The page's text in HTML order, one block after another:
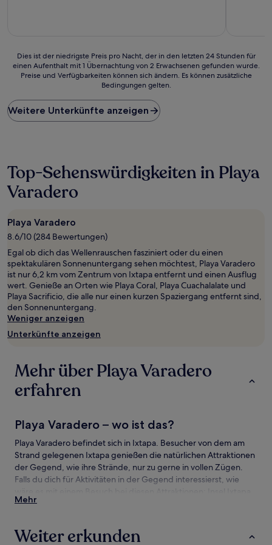
Dies
ist
Preis
pro
Nacht,
letzten
24 Stunden
für
einen
mit
1 Übernachtung
von
2 Erwachsenen
gefunden
wurde.
Preise
und
Verfügbarkeiten
können
sich
ändern.
können
zusätzliche
Bedingungen
gelten.
Dies ist der niedrigste Preis pro Nacht, der in den letzten 24 Stunden für
einen Aufenthalt mit 1 Übernachtung von 2 Erwachsenen gefunden wurde.
Preise und Verfügbarkeiten können sich ändern. Es können zusätzliche
Bedingungen gelten.
Weitere Unterkünfte anzeigen
Top-Sehenswürdigkeiten in Playa
Varadero
Playa Varadero
8.6/10 (284 Bewertungen)
Egal ob dich das Wellenrauschen fasziniert oder du einen
spektakulären Sonnenuntergang sehen möchtest, Playa Varadero
ist nur 6,2 km vom Zentrum von Ixtapa entfernt und einen Ausflug
wert. Genieße an Orten wie Playa Coral, Playa Cuachalalate und
Playa Sacrificio, die alle nur einen kurzen Spaziergang entfernt sind,
den Sonnenuntergang.
Weniger anzeigen
Unterkünfte anzeigen
Mehr über Playa Varadero
erfahren
Playa Varadero – wo ist das?
Playa Varadero befindet sich in Ixtapa. Besucher von dem am
Strand gelegenen Ixtapa genießen die natürlichen Attraktionen
der Gegend, wie ihre Strände, nur zu gerne in vollen Zügen.
Falls du dich für Aktivitäten in der Gegend interessierst, wie
und Playa Linda?
Sehenswürdigkeiten und Aktivitäten nahe
Playa Varadero
Mehr
Weiter erkunden